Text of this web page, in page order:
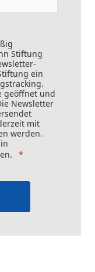
Stiftung
ein
geöffnet und
Newsletter
mit
werden.
.